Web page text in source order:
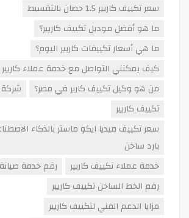
سعر تكييف كاريير 1.5 حصان بالتقسيط
ما هو أفضل موديل تكييف كاريير؟
ما هي أسعار تكييفات كاريير اليوم؟
كيف يمكنني التواصل مع خدمة عملاء
من هو وكيل تكييف كارير في مصر؟
شركة
تكييف كاريير
بارد ساخن
خدمة عملاء تكييف كاريير
رقم خدمة
رقم الخط الساخن تكييف كاريير
مزايا الدعم الفني لتكييف كاريير